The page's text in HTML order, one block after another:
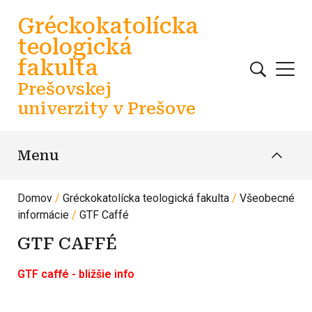
Gréckokatolícka
teologická
fakulta
Prešovskej
univerzity v Prešove
Menu
Domov Gréckokatolícka teologická fakulta
Všeobecné
informácie
GTF Caffé
GTF CAFFÉ
GTF caffé - bližšie info